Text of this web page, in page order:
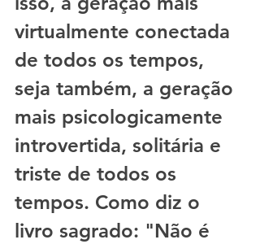
virtualmente conectada
de todos os tempos,
seja também, a geração
mais psicologicamente
introvertida, solitária e
triste de todos os
tempos. Como diz o
livro sagrado: "Não é